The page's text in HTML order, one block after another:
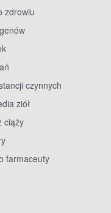
zdrowiu
czynnych
ziół
ciąży
farmaceuty